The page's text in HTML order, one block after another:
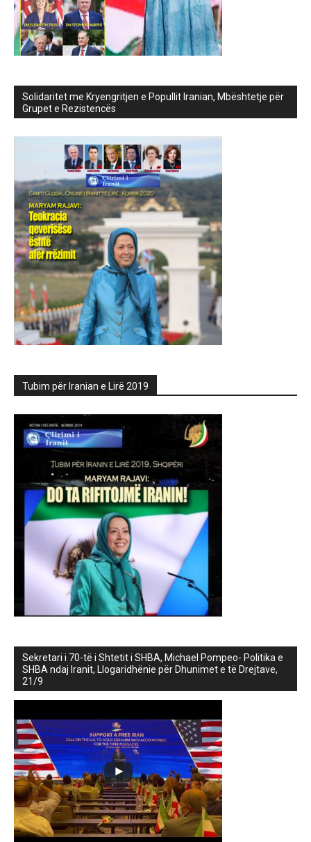
Solidaritet me Kryengritjen e Popullit Iranian, Mbështetje për
Grupet e Rezistencës
Tubim për Iranian e Lirë 2019
Sekretari i 70-të i Shtetit i SHBA, Michael Pompeo- Politika e
SHBA ndaj Iranit, Llogaridhënie për Dhunimet e të Drejtave,
21/9